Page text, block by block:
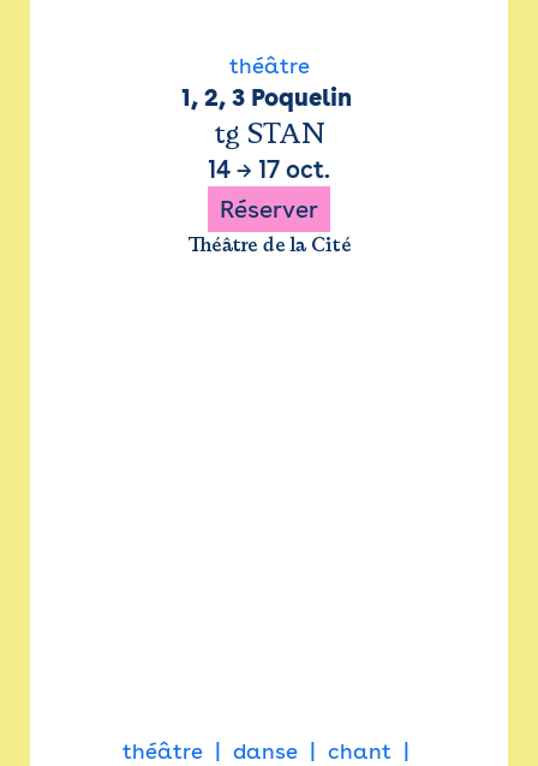
théâtre
1, 2, 3 Poquelin
tg STAN
14 → 17 oct.
Réserver
Théâtre de la Cité
théâtre danse
chant